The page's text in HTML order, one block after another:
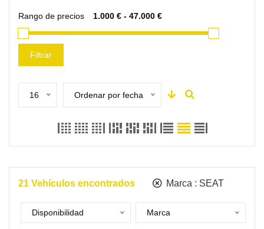
Rango de precios
Filtrar
16 Ordenar por fecha
21 Vehículos encontrados Marca : SEAT
Disponibilidad Marca